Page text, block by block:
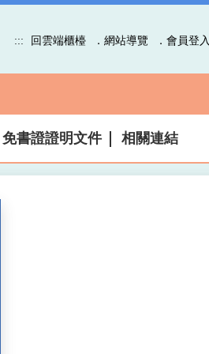
::: 回雲端櫃檯 ．網站導覽 ．會員登入
免書證證明文件 相關連結